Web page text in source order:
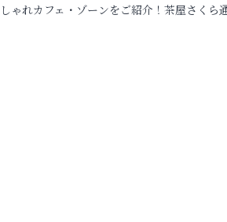
ゃれカフェ・ゾーンをご紹介！茶屋さくら